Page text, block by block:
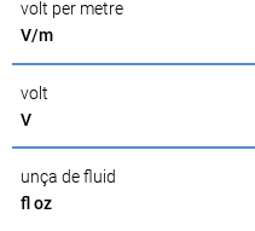
volt per metre
V/m
volt
V
unça de fluid
fl oz